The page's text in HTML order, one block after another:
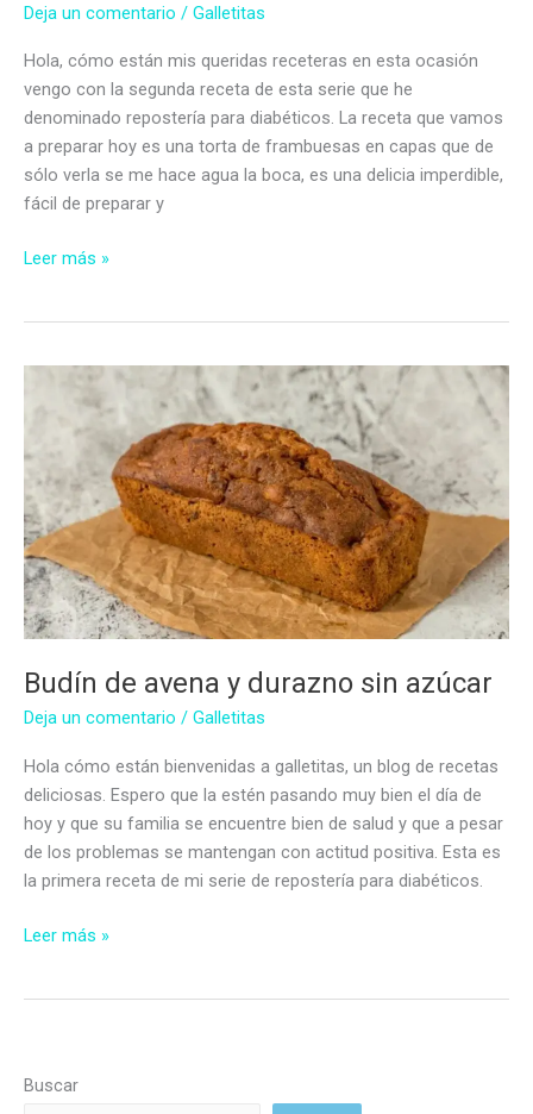
Deja un comentario / Galletitas
Hola, cómo están mis queridas receteras en esta ocasión
vengo con la segunda receta de esta serie que he
denominado repostería para diabéticos. La receta que vamos
a preparar hoy es una torta de frambuesas en capas que de
sólo verla se me hace agua la boca, es una delicia imperdible,
fácil de preparar y
Torta
Azúcar
Leer más »
Budín de avena y durazno sin azúcar
Deja un comentario / Galletitas
Hola cómo están bienvenidas a galletitas, un blog de recetas
deliciosas. Espero que la estén pasando muy bien el día de
hoy y que su familia se encuentre bien de salud y que a pesar
de los problemas se mantengan con actitud positiva. Esta es
la primera receta de mi serie de repostería para diabéticos.
Budín
sin
Leer más »
Buscar